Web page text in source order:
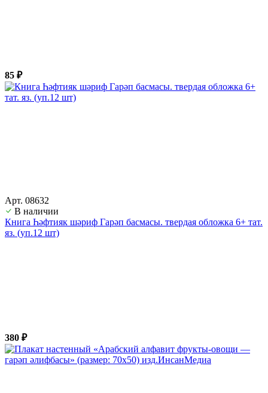
85 ₽
Арт. 08632
В наличии
Книга Һәфтияк шәриф Гарәп басмасы. твердая обложка 6+ тат.
яз. (уп.12 шт)
380 ₽